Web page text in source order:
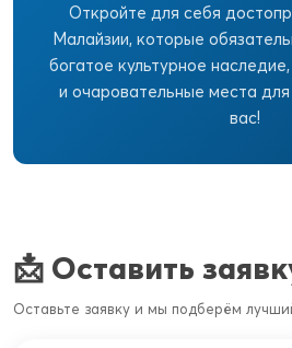
Откройте для себя
Малайзии, которые
богатое культурное
и очаровательные места
вас!
📩 Оставить
Оставьте заявку и мы подберём